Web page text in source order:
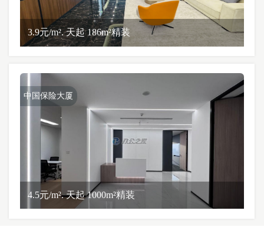
3.9元/m². 天起 186m²精装
中国保险大厦
4.5元/m². 天起 1000m²精装